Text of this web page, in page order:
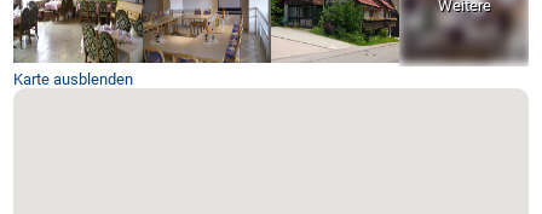
Karte ausblenden